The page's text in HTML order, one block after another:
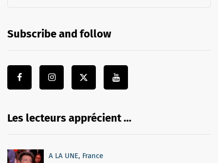
Subscribe and follow
Les lecteurs apprécient …
A LA UNE, France